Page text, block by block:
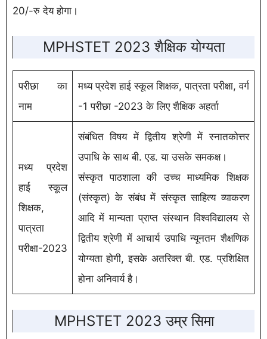
20/-रु देय होगा।
MPHSTET 2023 शैक्षिक योग्यता
परीछा का
नाम
मध्य प्रदेश हाई स्कूल शिक्षक, पात्रता परीक्षा, वर्ग
-1 परीछा -2023 के लिए शैक्षिक अहर्ता
मध्य प्रदेश
हाई स्कूल
शिक्षक,
पात्रता
परीक्षा-2023
संबंधित विषय में द्वितीय श्रेणी में स्नातकोत्तर
उपाधि के साथ बी. एड. या उसके समकक्ष।
संस्कृत पाठशाला की उच्च माध्यमिक शिक्षक
(संस्कृत) के संबंध में संस्कृत साहित्य व्याकरण
आदि में मान्यता प्राप्त संस्थान विश्वविद्यालय से
द्वितीय श्रेणी में आचार्य उपाधि न्यूनतम शैक्षणिक
योग्यता होगी, इसके अतरिक्त बी. एड. प्रशिक्षित
होना अनिवार्य है।
MPHSTET 2023 उम्र सिमा